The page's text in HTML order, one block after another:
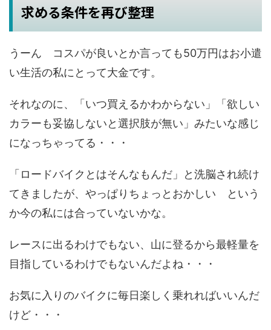
求める条件を再び整理
うーん コスパが良いとか言っても50万円はお小遣
い生活の私にとって大金です。
それなのに、「いつ買えるかわからない」「欲しい
カラーも妥協しないと選択肢が無い」みたいな感じ
になっちゃってる・・・
「ロードバイクとはそんなもんだ」と洗脳され続け
てきましたが、やっぱりちょっとおかしい という
か今の私には合っていないかな。
レースに出るわけでもない、山に登るから最軽量を
目指しているわけでもないんだよね・・・
お気に入りのバイクに毎日楽しく乗れればいいんだ
けど・・・